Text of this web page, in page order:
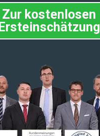
Zur kostenlosen
Ersteinschätzung